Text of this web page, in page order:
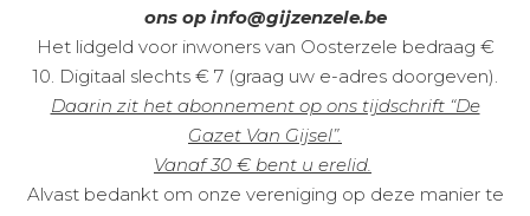
ons op info@gijzenzele.be
Het lidgeld voor inwoners van Oosterzele bedraag €
10. Digitaal slechts € 7 (graag uw e-adres doorgeven).
Daarin zit het abonnement op ons tijdschrift “De
Gazet Van Gijsel”.
Vanaf 30 € bent u erelid.
Alvast bedankt om onze vereniging op deze manier te